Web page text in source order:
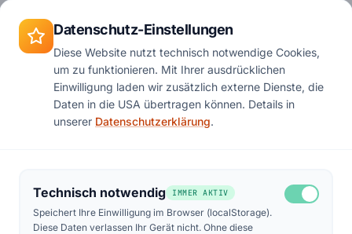
Zum Hauptinhalt springen
Podcast Folge 3
Datenschutz-Einstellungen
Diese Website nutzt technisch notwendige Cookies,
um zu funktionieren. Mit Ihrer ausdrücklichen
Einwilligung laden wir zusätzlich externe Dienste, die
Daten in die USA übertragen können. Details in
unserer Datenschutzerklärung.
Technisch notwendig IMMER AKTIV
Speichert Ihre Einwilligung im Browser (localStorage).
Diese Daten verlassen Ihr Gerät nicht. Ohne diese